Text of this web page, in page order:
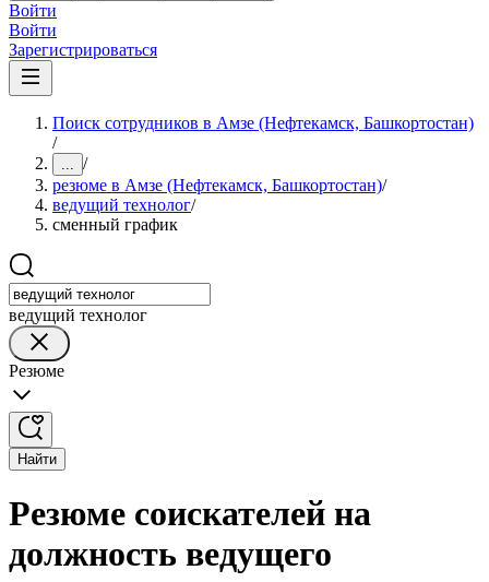
Войти
Войти
Зарегистрироваться
Поиск сотрудников в Амзе (Нефтекамск, Башкортостан)
/
... /
резюме в Амзе (Нефтекамск, Башкортостан)/
ведущий технолог/
сменный график
ведущий технолог
Резюме
Найти
Резюме соискателей на
должность ведущего